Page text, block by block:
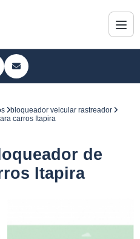
bloqueador veicular rastreador
carros Itapira
de
Itapira